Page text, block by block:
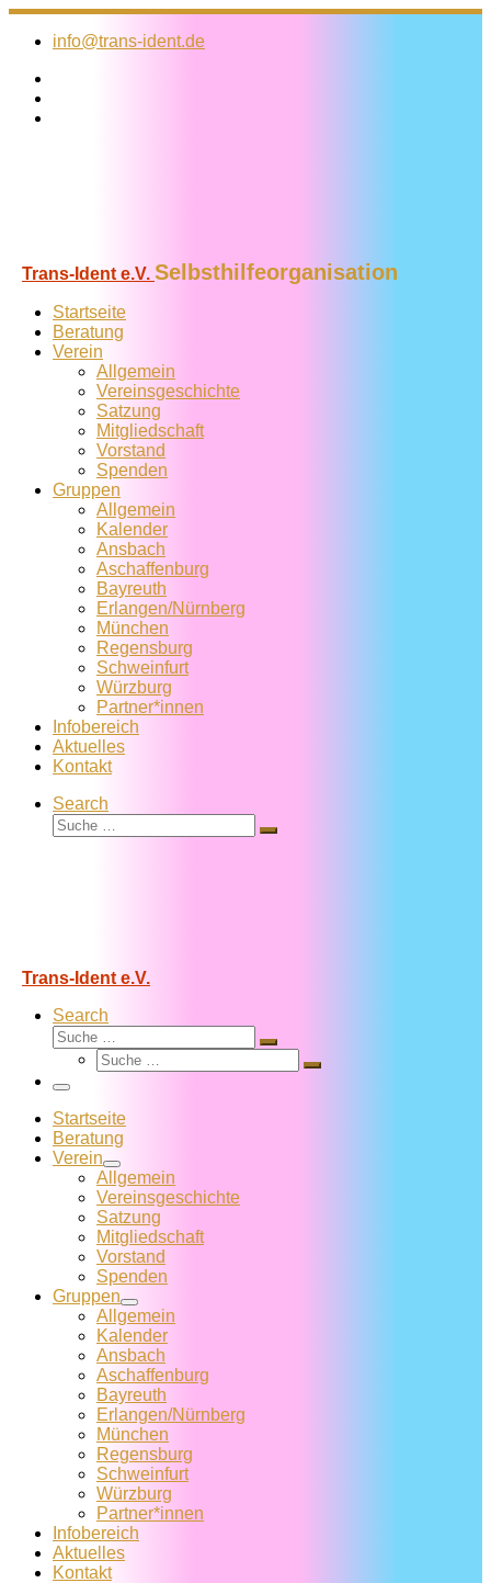
Zum
Inhalt
info@trans-ident.de
Trans-Ident e.V. Selbsthilfeorganisation
Startseite
Beratung
Verein
Allgemein
Vereins­geschichte
Satzung
Mitglied­schaft
Vorstand
Spenden
Gruppen
Allgemein
Kalender
Ansbach
Aschaffenburg
Bayreuth
Erlangen/Nürnberg
München
Regensburg
Schweinfurt
Würzburg
Partner*innen
Infobereich
Aktuelles
Kontakt
Search
Suche
Suche
Trans-Ident e.V.
Search
Suche
Suche
Suche
Suche
Menü
Startseite
Beratung
Verein
Allgemein
Vereins­geschichte
Satzung
Mitglied­schaft
Vorstand
Spenden
Gruppen
Allgemein
Kalender
Ansbach
Aschaffenburg
Bayreuth
Erlangen/Nürnberg
München
Regensburg
Schweinfurt
Würzburg
Partner*innen
Infobereich
Aktuelles
Kontakt